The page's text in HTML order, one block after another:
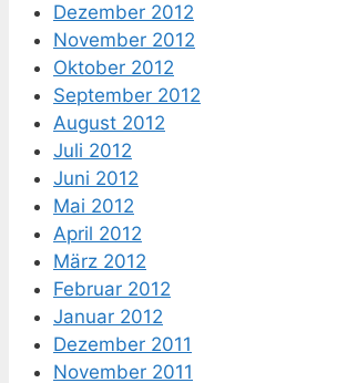
Dezember 2012
November 2012
Oktober 2012
September 2012
August 2012
Juli 2012
Juni 2012
Mai 2012
April 2012
März 2012
Februar 2012
Januar 2012
Dezember 2011
November 2011